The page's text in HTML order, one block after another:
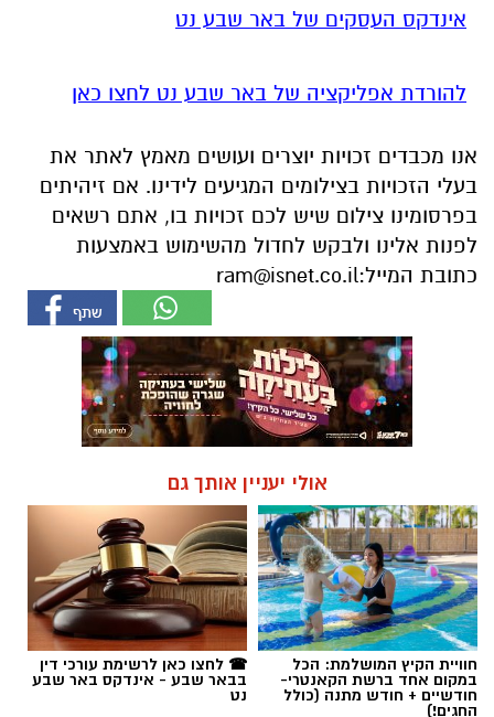
אינדקס העסקים של באר שבע נט
להורדת אפליקציה של באר שבע נט לחצו כאן
אנו מכבדים זכויות יוצרים ועושים מאמץ לאתר את
בעלי הזכויות בצילומים המגיעים לידינו. אם זיהיתים
בפרסומינו צילום שיש לכם זכויות בו, אתם רשאים
לפנות אלינו ולבקש לחדול מהשימוש באמצעות
כתובת המייל:ram@isnet.co.il
אולי יעניין אותך גם
חוויית הקיץ המושלמת: הכל
במקום אחד ברשת הקאנטרי-
חודשיים + חודש מתנה (כולל
החגים!)
☎ לחצו כאן לרשימת עורכי דין
בבאר שבע - אינדקס באר שבע
נט